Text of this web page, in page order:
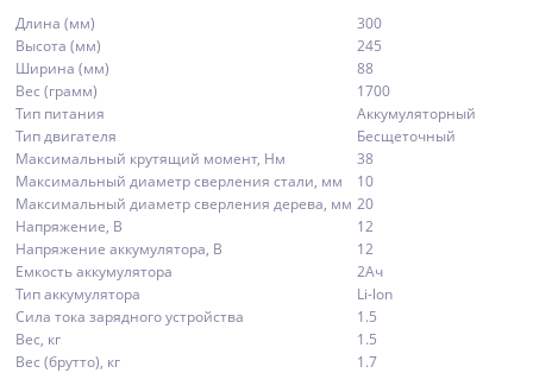
Длина (мм)
300
Высота (мм)
245
Ширина (мм)
88
Вес (грамм)
1700
Тип питания
Аккумуляторный
Тип двигателя
Бесщеточный
Максимальный крутящий момент, Нм
38
Максимальный диаметр сверления стали, мм
10
Максимальный диаметр сверления дерева, мм 20
Напряжение, В
12
Напряжение аккумулятора, В
12
Емкость аккумулятора
2Ач
Тип аккумулятора
Li-lon
Сила тока зарядного устройства
1.5
Вес, кг
1.5
Вес (брутто), кг
1.7